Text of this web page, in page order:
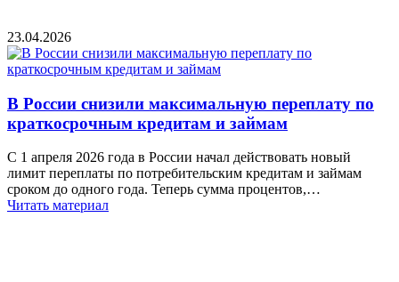
23.04.2026
В России снизили максимальную переплату по
краткосрочным кредитам и займам
С 1 апреля 2026 года в России начал действовать новый
лимит переплаты по потребительским кредитам и займам
сроком до одного года. Теперь сумма процентов,…
Читать материал